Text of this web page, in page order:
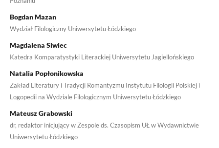
Bogdan Mazan
Wydział Filologiczny Uniwersytetu Łódzkiego
Magdalena Siwiec
Katedra Komparatystyki Literackiej Uniwersytetu Jagiellońskiego
Natalia Popłonikowska
Zakład Literatury i Tradycji Romantyzmu Instytutu Filologii Polskiej i
Logopedii na Wydziale Filologicznym Uniwersytetu Łódzkiego
Mateusz Grabowski
dr, redaktor inicjujący w Zespole ds. Czasopism UŁ w Wydawnictwie
Uniwersytetu Łódzkiego